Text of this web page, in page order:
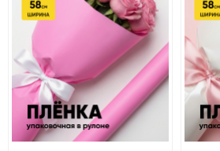
Количество в коробке
Единица измерения набор